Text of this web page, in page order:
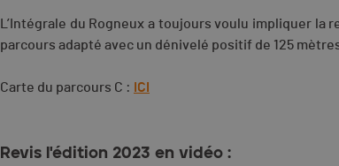
L’Intégrale du Rogneux a toujours voulu impliquer
parcours adapté avec un dénivelé positif de 125
Carte du parcours C : ICI
Revis l'édition 2023 en vidéo :